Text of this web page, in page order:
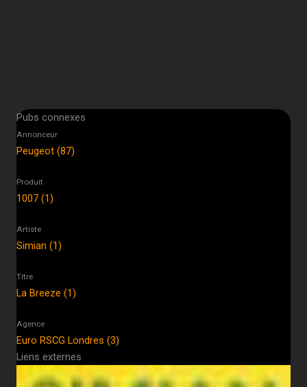
Pubs connexes
Annonceur
Peugeot (87)
Produit
1007 (1)
Artiste
Simian (1)
Titre
La Breeze (1)
Agence
Euro RSCG Londres (3)
Liens externes